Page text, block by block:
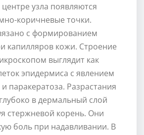
узла появляются
коричневые точки.
с формированием
капилляров кожи. Строение
выглядит как
эпидермиса с явлением
паракератоза. Разрастания
в дермальный слой
стержневой корень. Они
боль при надавливании. В